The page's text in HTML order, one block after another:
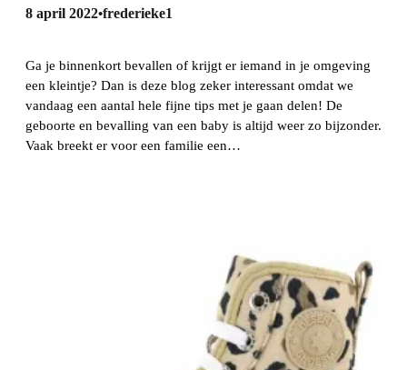
8 april 2022•frederieke1
Ga je binnenkort bevallen of krijgt er iemand in je omgeving
een kleintje? Dan is deze blog zeker interessant omdat we
vandaag een aantal hele fijne tips met je gaan delen! De
geboorte en bevalling van een baby is altijd weer zo bijzonder.
Vaak breekt er voor een familie een…